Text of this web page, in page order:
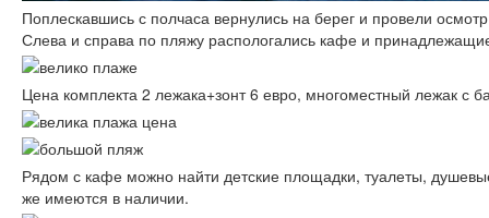
Поплескавшись с полчаса вернулись на берег и провели
Слева и справа по пляжу распологались кафе и
Цена комплекта 2 лежака+зонт 6 евро, многоместный лежак с
Рядом с кафе можно найти детские площадки, туалеты,
же имеются в наличии.